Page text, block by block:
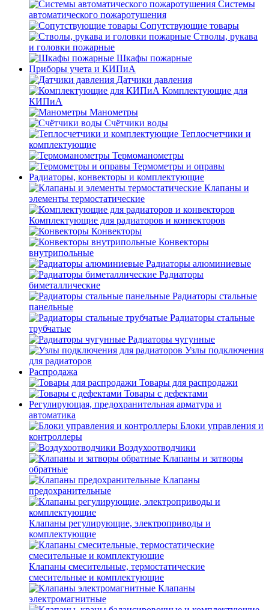
Системы
автоматического пожаротушения
Сопутствующие товары
Стволы, рукава
и головки пожарные
Шкафы пожарные
Приборы учета и КИПиА
Датчики давления
Комплектующие для
КИПиА
Манометры
Счётчики воды
Теплосчетчики и
комплектующие
Термоманометры
Термометры и оправы
Радиаторы, конвекторы и комплектующие
Клапаны и
элементы термостатические
Комплектующие для радиаторов и конвекторов
Конвекторы
Конвекторы
внутрипольные
Радиаторы алюминиевые
Радиаторы
биметаллические
Радиаторы стальные
панельные
Радиаторы стальные
трубчатые
Радиаторы чугунные
Узлы подключения
для радиаторов
Распродажа
Товары для распродажи
Товары с дефектами
Регулирующая, предохранительная арматура и
автоматика
Блоки управления и
контроллеры
Воздухоотводчики
Клапаны и затворы
обратные
Клапаны
предохранительные
Клапаны регулирующие, электроприводы и
комплектующие
Клапаны смесительные, термостатические
смесительные и комплектующие
Клапаны
электромагнитные